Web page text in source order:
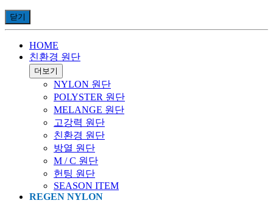
닫기
HOME
친환경 원단
더보기
NYLON 원단
POLYSTER 원단
MELANGE 원단
고강력 원단
친환경 원단
방열 원단
M / C 원단
헌팅 원단
SEASON ITEM
REGEN NYLON